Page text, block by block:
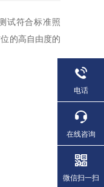
试符合标准照
的高自由度的
电话
在线咨询
微信扫一扫